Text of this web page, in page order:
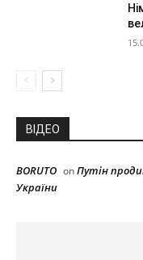
ВІДЕО
BORUTO onПутін
України